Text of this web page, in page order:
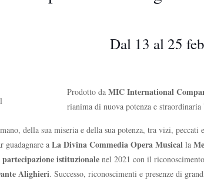
Dal 13 al 25
Prodotto daMIC International
rianima di nuova potenza e straordinaria
della sua miseria e della sua potenza, tra vizi,
guadagnare aLa Divina Commedia Opera Musical la
partecipazione istituzionalenel 2021 con il
Alighieri. Successo, riconoscimenti e presenze di